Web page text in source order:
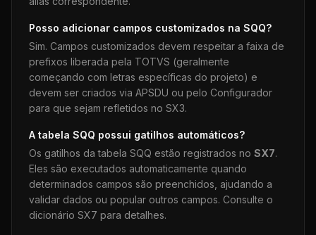
Posso adicionar campos customizados na SQQ?
Sim. Campos customizados devem respeitar a faixa de
prefixos liberada pela TOTVS (geralmente
começando com letras específicas do projeto) e
devem ser criados via APSDU ou pelo Configurador
para que sejam refletidos no SX3.
A tabela SQQ possui gatilhos automáticos?
Os gatilhos da tabela SQQ estão registrados no SX7.
Eles são executados automaticamente quando
determinados campos são preenchidos, ajudando a
validar dados ou popular outros campos. Consulte o
dicionário SX7 para detalhes.